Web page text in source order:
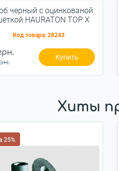
черный с оцинкованой
HAURATON TOP Х
Код товара: 28243
Купить
Хиты
25%